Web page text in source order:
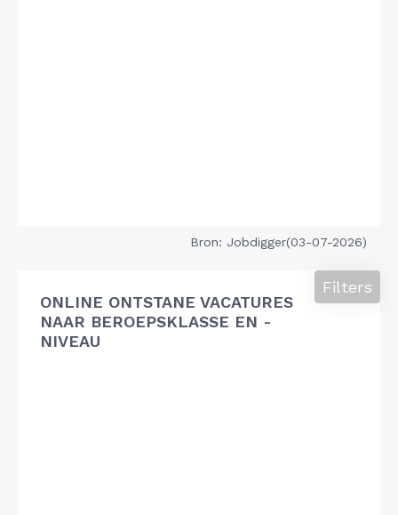
Bron: Jobdigger(03-07-2026)
ONLINE ONTSTANE VACATURES
NAAR BEROEPSKLASSE EN -
NIVEAU
Filters